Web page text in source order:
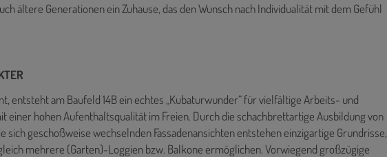
ältere Generationen ein Zuhause, das den Wunsch nach Individualität mit dem Gefühl
entsteht am Baufeld 14B ein echtes „Kubaturwunder“ für vielfältige Arbeits- und
einer hohen Aufenthaltsqualität im Freien. Durch die schachbrettartige Ausbildung von
sich geschoßweise wechselnden Fassadenansichten entstehen einzigartige Grundrisse,
mehrere (Garten)-Loggien bzw. Balkone ermöglichen. Vorwiegend großzügige